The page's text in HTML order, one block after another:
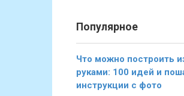
Популярное
Что можно построить
руками: 100 идей и
инструкции с фото